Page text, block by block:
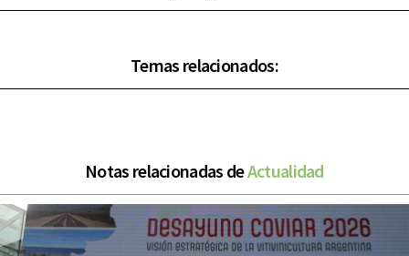
Temas relacionados:
Notas relacionadas deActualidad